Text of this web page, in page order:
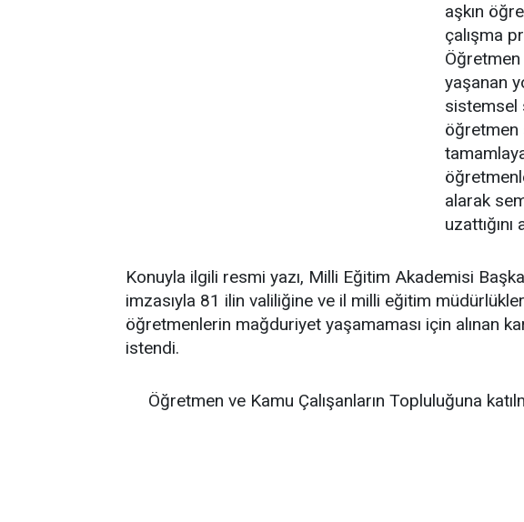
aşkın
çalışma
yaşanan
sistemsel
öğretmen
alarak
uzattığını
Konuyla ilgili resmi yazı, Milli Eğitim Akademisi
imzasıyla 81 ilin valiliğine ve il milli eğitim
öğretmenlerin mağduriyet yaşamaması için alınan
istendi.
Öğretmen ve Kamu Çalışanların Topluluğuna